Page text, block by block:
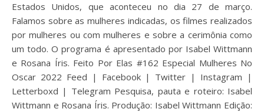
Estados Unidos, que aconteceu no dia 27 de março.
Falamos sobre as mulheres indicadas, os filmes realizados
por mulheres ou com mulheres e sobre a cerimônia como
um todo. O programa é apresentado por Isabel Wittmann
e Rosana Íris. Feito Por Elas #162 Especial Mulheres No
Oscar 2022 Feed | Facebook | Twitter | Instagram |
Letterboxd | Telegram Pesquisa, pauta e roteiro: Isabel
Wittmann e Rosana Íris. Produção: Isabel Wittmann Edição: